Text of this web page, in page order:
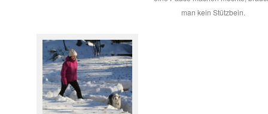
man kein Stützbein.